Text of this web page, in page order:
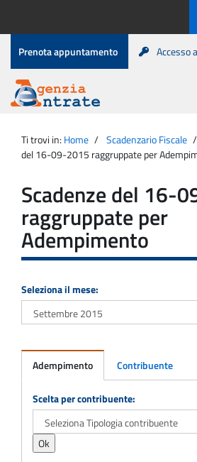
contenuto
Menu
di
servizio
Prenota appuntamento Accesso
Agenzia
Entrate
principale
Ti trovi in: Home Scadenzario Fiscale
del 16-09-2015 raggruppate per
Scadenze del 16-
raggruppate per
Adempimento
Seleziona il mese:
Adempimento Contribuente
Adempimento
Scelta per contribuente: